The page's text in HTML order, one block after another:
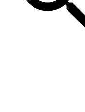
一版